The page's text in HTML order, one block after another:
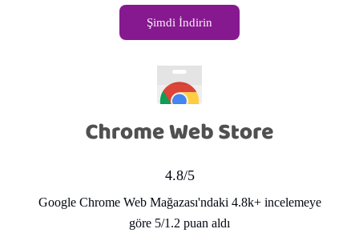
Şimdi İndirin
4.8/5
Google Chrome Web Mağazası'ndaki 4.8k+ incelemeye
göre 5/1.2 puan aldı